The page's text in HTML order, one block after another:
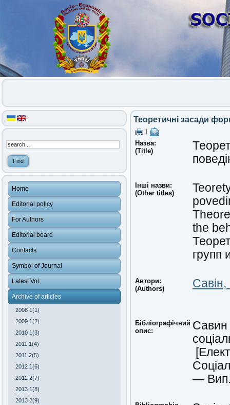
Home
Editorial policy
For Authors
Editorial board
Contacts
Symbol of Journal
Latest Vol.
Archive of articles
2008 1(1)
2009 1(2)
2010 1(3)
2011 1(4)
2011 2(5)
2012 1(6)
2012 2(7)
2013 1(8)
2013 2(9)
Теоретичні засади
Назва:
(Title)
Інші назви:
(Other titles)
the
групп
Автори:
(Authors)
Савін,
Бібліографічний
опис:
Савин
—